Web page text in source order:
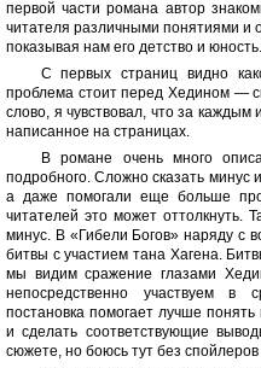
первой части романа автор
читателя различными понятиями и
показывая нам его детство и юность.
С первых страниц видно
проблема стоит перед Хедином —
слово, я чувствовал, что за
написанное на страницах.
В романе очень много
подробного. Сложно сказать
а даже помогали еще больше
читателей это может оттолкнуть.
минус. В «Гибели Богов» наряду с
битвы с участием тана Хагена.
мы видим сражение глазами
непосредственно участвуем в
постановка помогает лучше понять
и сделать соответствующие
сюжете, но боюсь тут без